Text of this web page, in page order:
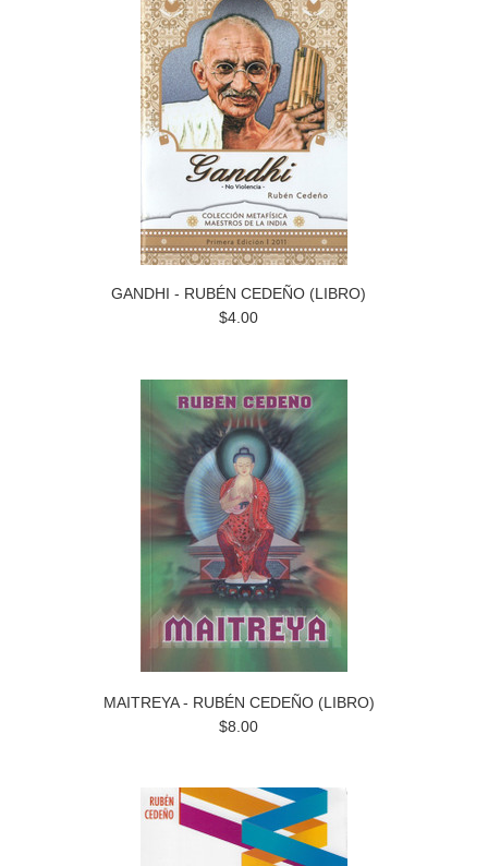
GANDHI - RUBÉN CEDEÑO (LIBRO)
$4.00
MAITREYA - RUBÉN CEDEÑO (LIBRO)
$8.00